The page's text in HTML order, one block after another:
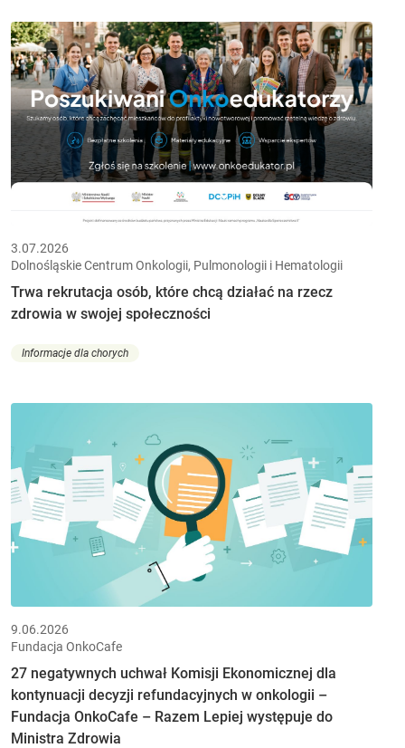
3.07.2026
Dolnośląskie Centrum Onkologii, Pulmonologii i Hematologii
Trwa rekrutacja osób, które chcą działać na rzecz
zdrowia w swojej społeczności
Informacje dla chorych
9.06.2026
Fundacja OnkoCafe
27 negatywnych uchwał Komisji Ekonomicznej dla
kontynuacji decyzji refundacyjnych w onkologii –
Fundacja OnkoCafe – Razem Lepiej występuje do
Ministra Zdrowia